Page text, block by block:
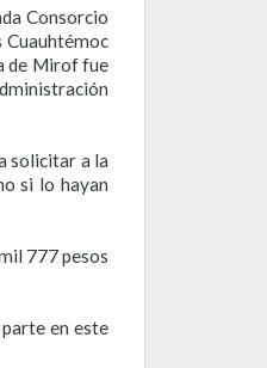
Consorcio
Cuauhtémoc
de Mirof fue
solicitar a la
si lo hayan
777 pesos
en este